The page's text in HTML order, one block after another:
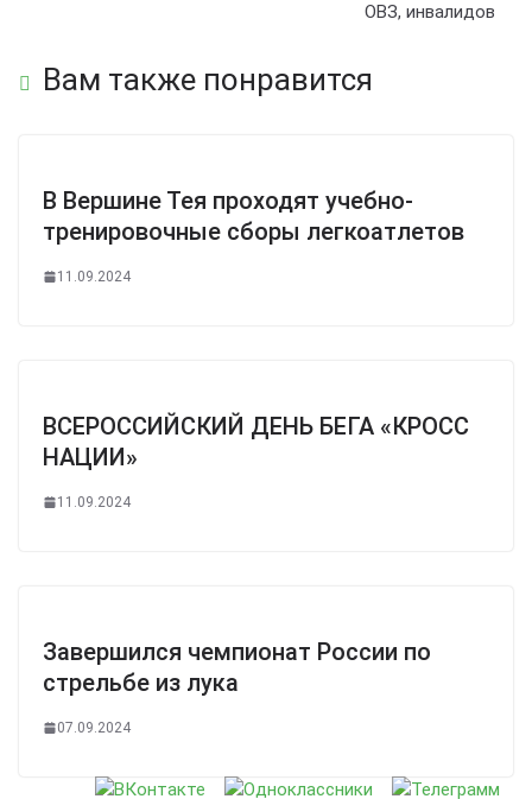
ОВЗ, инвалидов
Вам также понравится
В Вершине Тея проходят учебно-
тренировочные сборы легкоатлетов
11.09.2024
ВСЕРОССИЙСКИЙ ДЕНЬ БЕГА «КРОСС
НАЦИИ»
11.09.2024
Завершился чемпионат России по
стрельбе из лука
07.09.2024